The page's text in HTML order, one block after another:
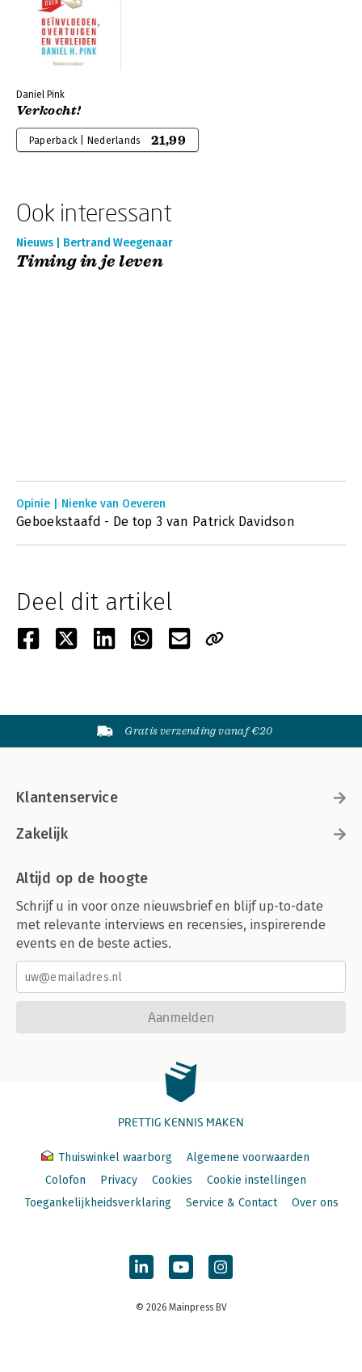
Daniel Pink
Verkocht!
Paperback | Nederlands 21,99
Ook interessant
Nieuws | Bertrand Weegenaar
Timing in je leven
Opinie | Nienke van Oeveren
Geboekstaafd - De top 3 van Patrick Davidson
Deel dit artikel
Gratis verzending vanaf €20
Klantenservice
Zakelijk
Altijd op de hoogte
Schrijf u in voor onze nieuwsbrief en blijf up-to-date
met relevante interviews en recensies, inspirerende
events en de beste acties.
Aanmelden
PRETTIG KENNIS MAKEN
Thuiswinkel waarborg
Algemene voorwaarden
Colofon
Privacy Cookies
Cookie instellingen
Toegankelijkheidsverklaring
Service & Contact Over ons
© 2026 Mainpress BV